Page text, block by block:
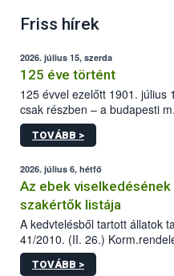
Friss hírek
2026. július 15, szerda
125 éve történt
125 évvel ezelőtt 1901. július
csak részben – a budapesti
állomás a Kis Rókus utca 15.
tervezett új épületébe.
TOVÁBB >
2026. július 6, hétfő
Az ebek
szakértők listája
A kedvtelésből tartott állatok
41/2010. (II. 26.)
sérülés, illetve ennek
hatósági feladatokat, valamint
TOVÁBB >